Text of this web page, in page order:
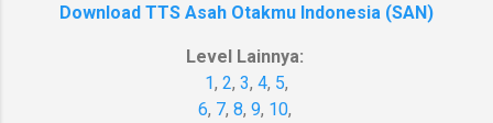
Download TTS Asah Otakmu Indonesia (SAN)
Level Lainnya:
1, 2, 3, 4, 5,
6, 7, 8, 9, 10,